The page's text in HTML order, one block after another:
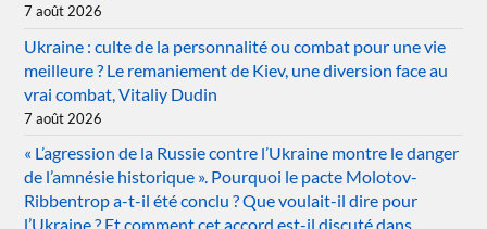
7 août 2026
Ukraine : culte de la personnalité ou combat pour une vie
meilleure ? Le remaniement de Kiev, une diversion face au
vrai combat, Vitaliy Dudin
7 août 2026
« L’agression de la Russie contre l’Ukraine montre le danger
de l’amnésie historique ». Pourquoi le pacte Molotov-
Ribbentrop a-t-il été conclu ? Que voulait-il dire pour
l’Ukraine ? Et comment cet accord est-il discuté dans